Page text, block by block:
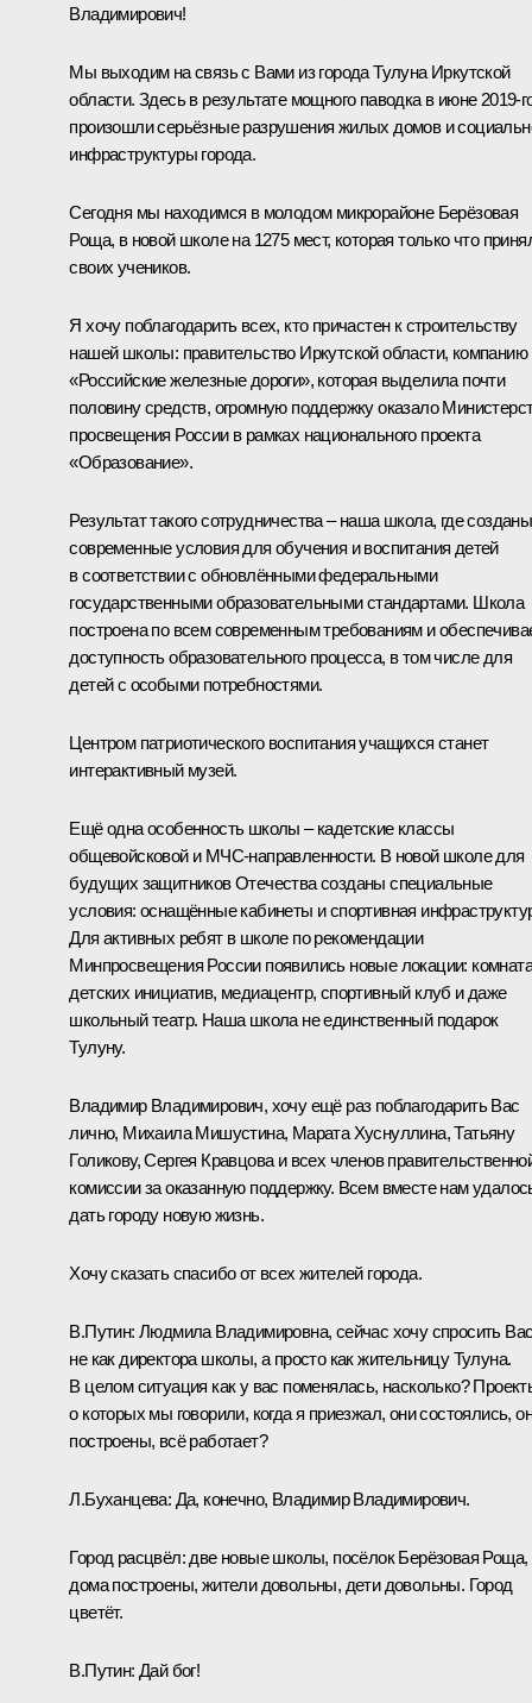
Владимирович!
Мы выходим на связь с Вами из города Тулуна Иркутской
области. Здесь в результате мощного паводка в июне 2019-
произошли серьёзные разрушения жилых домов и
инфраструктуры города.
Сегодня мы находимся в молодом микрорайоне Берёзовая
Роща, в новой школе на 1275 мест, которая только что
своих учеников.
Я хочу поблагодарить всех, кто причастен к строительству
нашей школы: правительство Иркутской области, компанию
«Российские железные дороги», которая выделила почти
половину средств, огромную поддержку оказало
просвещения России в рамках национального проекта
«Образование».
Результат такого сотрудничества – наша школа, где созданы
современные условия для обучения и воспитания детей
в соответствии с обновлёнными федеральными
государственными образовательными стандартами. Школа
построена по всем современным требованиям и
доступность образовательного процесса, в том числе для
детей с особыми потребностями.
Центром патриотического воспитания учащихся станет
интерактивный музей.
Ещё одна особенность школы – кадетские классы
общевойсковой и МЧС-направленности. В новой школе для
будущих защитников Отечества созданы специальные
условия: оснащённые кабинеты и спортивная
Для активных ребят в школе по рекомендации
Минпросвещения России появились новые локации: комната
детских инициатив, медиацентр, спортивный клуб и даже
школьный театр. Наша школа не единственный подарок
Тулуну.
Владимир Владимирович, хочу ещё раз поблагодарить Вас
лично, Михаила Мишустина, Марата Хуснуллина, Татьяну
Голикову, Сергея Кравцова и всех членов
комиссии за оказанную поддержку. Всем вместе нам
дать городу новую жизнь.
Хочу сказать спасибо от всех жителей города.
В.Путин: Людмила Владимировна, сейчас хочу спросить
не как директора школы, а просто как жительницу Тулуна.
В целом ситуация как у вас поменялась, насколько?
о которых мы говорили, когда я приезжал, они состоялись,
построены, всё работает?
Л.Буханцева: Да, конечно, Владимир Владимирович.
Город расцвёл: две новые школы, посёлок Берёзовая Роща,
дома построены, жители довольны, дети довольны. Город
цветёт.
В.Путин: Дай бог!